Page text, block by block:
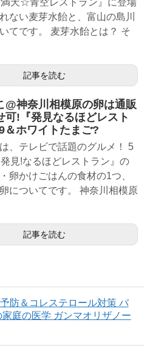
満天☆青空レストラン』に登場
ない麦芽水飴と、富山の島川
てです。 麦芽水飴とは？ そ
記事を読む
@神奈川相模原の卵は通販
可!『発見なるほどレスト
＆ホワイトたまご?
、テレビで話題のグルメ！ 5
見!なるほどレストラン』の
卵かけごはんの食材の1つ、
についてです。 神奈川相模原
記事を読む
防＆コレステロール対策 バ
庭の医学 ガンマオリザノー